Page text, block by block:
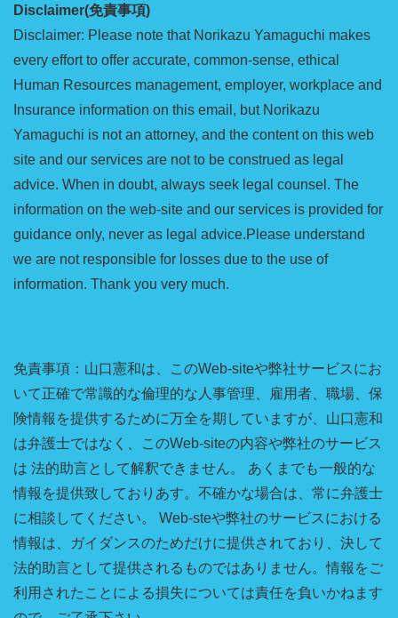
Disclaimer(免責事項)
Disclaimer: Please note that Norikazu Yamaguchi makes
every effort to offer accurate, common-sense, ethical
Human Resources management, employer, workplace and
Insurance information on this email, but Norikazu
Yamaguchi is not an attorney, and the content on this web
site and our services are not to be construed as legal
advice. When in doubt, always seek legal counsel. The
information on the web-site and our services is provided for
guidance only, never as legal advice.Please understand
we are not responsible for losses due to the use of
information. Thank you very much.
免責事項：山口憲和は、このWeb-siteや弊社サービスにお
いて正確で常識的な倫理的な人事管理、雇用者、職場、保
険情報を提供するために万全を期していますが、山口憲和
は弁護士ではなく、このWeb-siteの内容や弊社のサービス
は 法的助言として解釈できません。 あくまでも一般的な
情報を提供致しておりあす。不確かな場合は、常に弁護士
に相談してください。 Web-steや弊社のサービスにおける
情報は、ガイダンスのためだけに提供されており、決して
法的助言として提供されるものではありません。情報をご
利用されたことによる損失については責任を負いかねます